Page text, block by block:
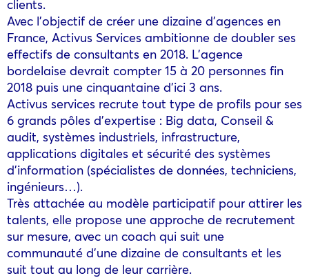
clients.
Avec l’objectif de créer une dizaine d’agences en
France, Activus Services ambitionne de doubler ses
effectifs de consultants en 2018. L’agence
bordelaise devrait compter 15 à 20 personnes fin
2018 puis une cinquantaine d’ici 3 ans.
Activus services recrute tout type de profils pour ses
6 grands pôles d’expertise : Big data, Conseil &
audit, systèmes industriels, infrastructure,
applications digitales et sécurité des systèmes
d’information (spécialistes de données, techniciens,
ingénieurs…).
Très attachée au modèle participatif pour attirer les
talents, elle propose une approche de recrutement
sur mesure, avec un coach qui suit une
communauté d’une dizaine de consultants et les
suit tout au long de leur carrière.